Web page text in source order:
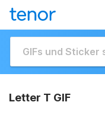
Letter T GIF